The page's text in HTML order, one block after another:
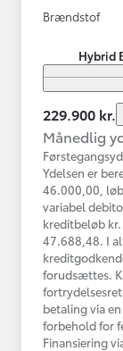
Brændstof
Hybrid
229.900 kr.
Månedlig
Ydelsen er
46.000,00,
variabel
kreditbeløb
47.688,48. I
forudsættes.
betaling via
forbehold for
Finansiering